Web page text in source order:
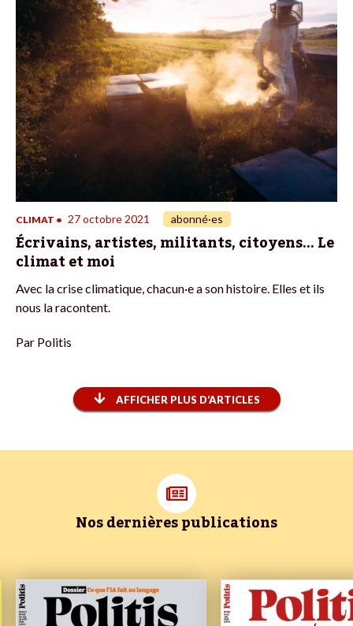
CLIMAT • 27 octobre 2021 abonné·es
Écrivains, artistes, militants, citoyens… Le
climat et moi
Avec la crise climatique, chacun·e a son histoire. Elles et ils
nous la racontent.
Par Politis
AFFICHER PLUS D’ARTICLES
Nos dernières publications